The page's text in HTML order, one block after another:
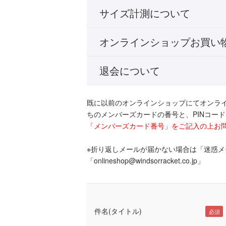
サイズ計測について
オンラインショップお買い
退会について
既に以前のオンラインショップにてオン
ちのメンバーズカードの番号と、PINコー
「メンバーズカード番号」をご記入の上お
※折り返しメールが届かない場合は「迷惑
「onlineshop@windsorracket.co.jp」
件名(タイトル)